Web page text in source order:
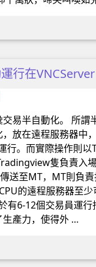
行在VNCServer
易半自動化。 所謂
放在遠程服務器中
行。而實際操作則
隻負責入
送至MT，MT則負
的遠程服務器至
有6-12個交易員運行
生產力，使得外 …